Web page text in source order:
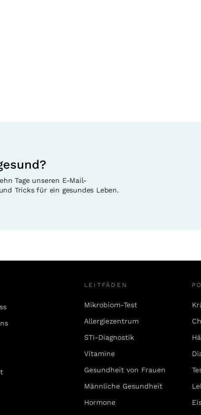
Tage unseren E-Mail-
Tricks für ein gesundes Leben.
LEITFÄDEN
Mikrobiom-Test
Allergiezentrum
STI-Diagnostik
Vitamine
Gesundheit von Frauen
Männliche Gesundheit
Hormone